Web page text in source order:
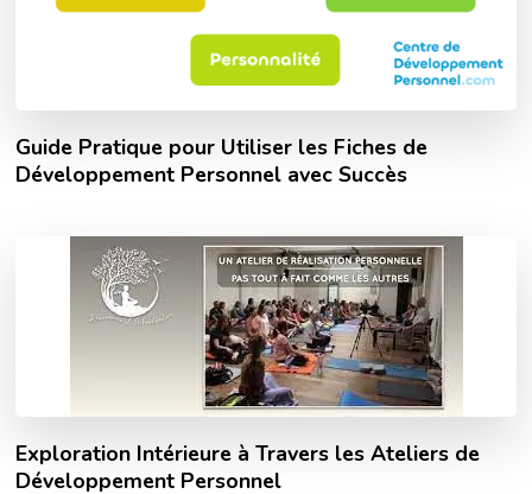
Guide Pratique pour Utiliser les Fiches de
Développement Personnel avec Succès
Exploration Intérieure à Travers les Ateliers de
Développement Personnel